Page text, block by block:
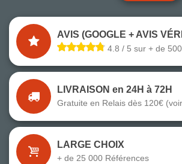
AVIS (GOOGLE + AVIS
4.8 / 5 sur + de
LIVRAISON en 24H à 72H
Gratuite en Relais dès 120€
LARGE CHOIX
+ de 25 000 Références